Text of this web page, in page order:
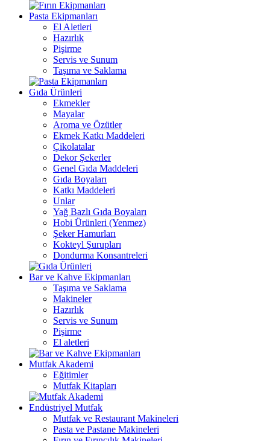
Pasta Ekipmanları
El Aletleri
Hazırlık
Pişirme
Servis ve Sunum
Taşıma ve Saklama
Gıda Ürünleri
Ekmekler
Mayalar
Aroma ve Özütler
Ekmek Katkı Maddeleri
Çikolatalar
Dekor Şekerler
Genel Gıda Maddeleri
Gıda Boyaları
Katkı Maddeleri
Unlar
Yağ Bazlı Gıda Boyaları
Hobi Ürünleri (Yenmez)
Şeker Hamurları
Kokteyl Şurupları
Dondurma Konsantreleri
Bar ve Kahve Ekipmanları
Taşıma ve Saklama
Makineler
Hazırlık
Servis ve Sunum
Pişirme
El aletleri
Mutfak Akademi
Eğitimler
Mutfak Kitapları
Endüstriyel Mutfak
Mutfak ve Restaurant Makineleri
Pasta ve Pastane Makineleri